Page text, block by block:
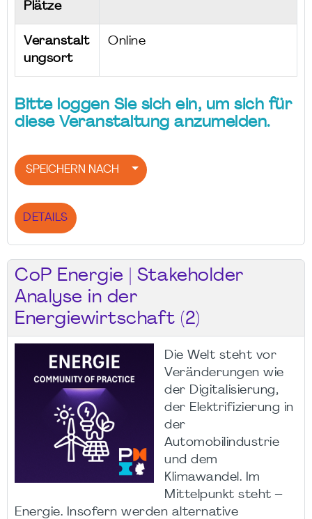
Plätze
Veranstalt
ungsort
Online
Bitte loggen Sie sich ein, um sich für
diese Veranstaltung anzumelden.
SPEICHERN NACH
DETAILS
CoP Energie | Stakeholder
Analyse in der
Energiewirtschaft (2)
Die Welt steht vor
Veränderungen wie
der Digitalisierung,
der Elektrifizierung in
der
Automobilindustrie
und dem
Klimawandel. Im
Mittelpunkt steht –
Energie. Insofern werden alternative